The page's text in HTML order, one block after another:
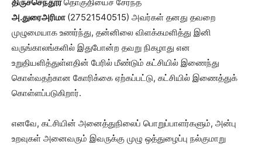
அ.துரைஅரிமா (27521540515) அவர்கள் தனது தவறை
முழுமையாக உணர்ந்து, தன்னிலை விளக்கமளித்து இனி
வருங்காலங்களில் இதுபோன்ற தவறு நிகழாது என
உறுதியளித்துள்ளதின் பேரில் மீண்டும் கட்சியில் இணைந்து
கொள்வதற்கான கோரிக்கை ஏற்கப்பட்டு, கட்சியில் இணைத்துக்
கொள்ளப்படுகிறார்.
எனவே, கட்சியின் அனைத்துநிலைப் பொறுப்பாளர்களும், அன்பு
உறவுகள் அனைவரும் இவருக்கு முழு ஒத்துழைப்பு நல்குமாறு